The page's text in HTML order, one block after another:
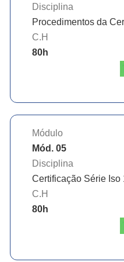
Disciplina
Procedimentos da
C.H
80h
Módulo
Mód. 05
Disciplina
Certificação Série Iso
C.H
80h